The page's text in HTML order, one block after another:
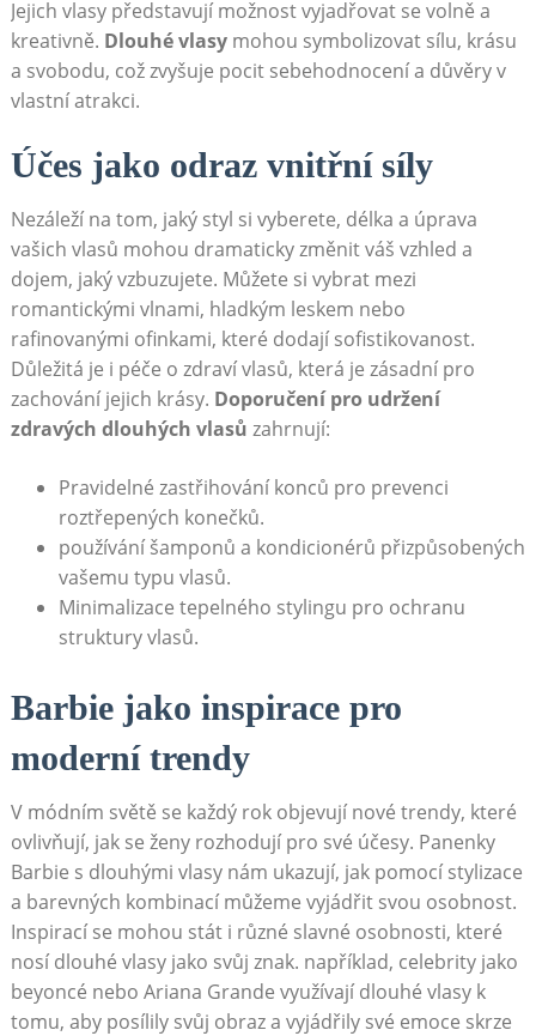
Jejich vlasy představují možnost vyjadřovat se volně a
kreativně. Dlouhé vlasymohou symbolizovat sílu, krásu
a svobodu, což zvyšuje pocit sebehodnocení a důvěry v
vlastní atrakci.
Účes jako odraz vnitřní síly
Nezáleží na tom, jaký styl si vyberete, délka a úprava
vašich vlasů mohou dramaticky změnit váš vzhled a
dojem, jaký vzbuzujete. Můžete si vybrat mezi
romantickými vlnami, hladkým leskem nebo
rafinovanými ofinkami, které dodají sofistikovanost.
Důležitá je i péče o zdraví vlasů, která je zásadní pro
zachování jejich krásy. Doporučení pro udržení
zdravých dlouhých vlasů zahrnují:
Pravidelné zastřihování konců pro prevenci
roztřepených konečků.
používání šamponů a kondicionérů přizpůsobených
vašemu typu vlasů.
Minimalizace tepelného stylingu pro ochranu
struktury vlasů.
Barbie jako inspirace pro
moderní trendy
V módním světě se každý rok objevují nové trendy, které
ovlivňují, jak se ženy rozhodují pro své účesy. Panenky
Barbie s dlouhými vlasy nám ukazují, jak pomocí stylizace
a barevných kombinací můžeme vyjádřit svou osobnost.
Inspirací se mohou stát i různé slavné osobnosti, které
nosí dlouhé vlasy jako svůj znak. například, celebrity jako
beyoncé nebo Ariana Grande využívají dlouhé vlasy k
tomu, aby posílily svůj obraz a vyjádřily své emoce skrze